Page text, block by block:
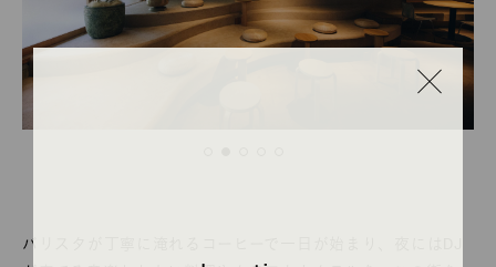
バリスタが丁寧に淹れるコーヒーで一日が始まり、夜にはDJ